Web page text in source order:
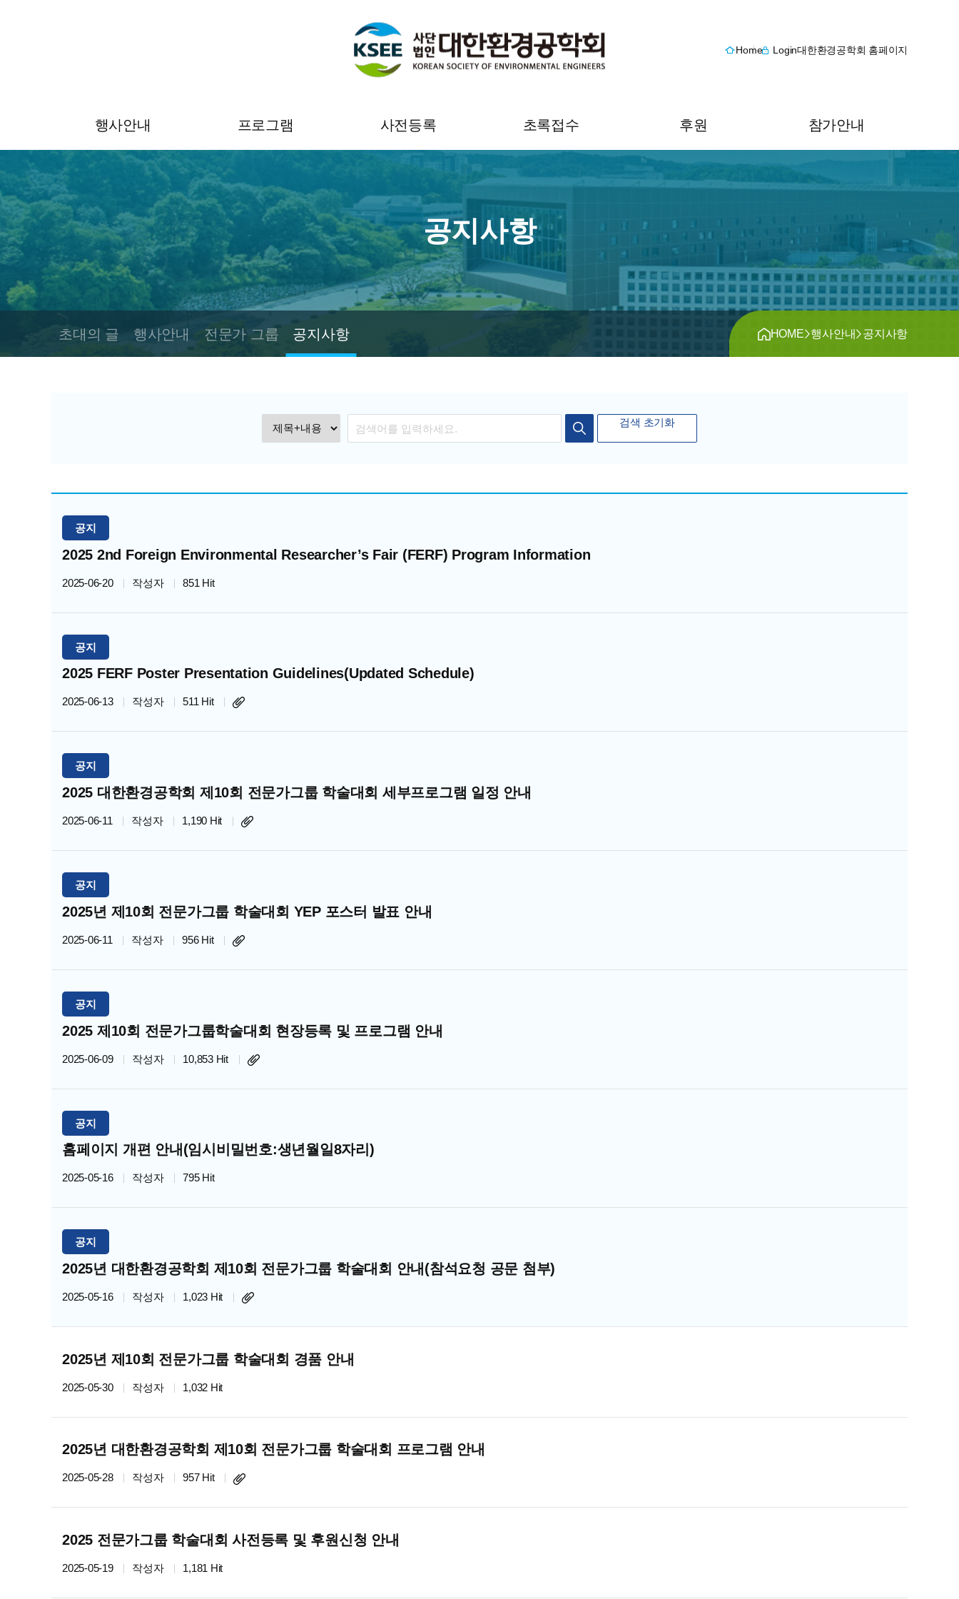
Home Login대한환경공학회 홈페이지
행사안내
초대의 글
행사안내
전문가 그룹
공지사항
프로그램 사전등록
온라인 사전등록
사전등록 조회 및 영수증
출력
초록접수
YEP 초록접수 안내
YEP 초록접수
초록접수 조회 및 수정
후원
후원 안내
후원 내역 조회
참가안내
공지사항
초대의 글 행사안내 전문가 그룹 공지사항 HOME>행사안내>공지사항
검
검색 초기화
공지
2025 2nd Foreign Environmental Researcher’s Fair (FERF) Program Information
2025-06-20 작성자 851 Hit
공지
2025 FERF Poster Presentation Guidelines(Updated Schedule)
2025-06-13 작성자 511 Hit
공지
2025 대한환경공학회 제10회 전문가그룹 학술대회 세부프로그램 일정 안내
2025-06-11 작성자 1,190 Hit
공지
2025년 제10회 전문가그룹 학술대회 YEP 포스터 발표 안내
2025-06-11 작성자 956 Hit
공지
2025 제10회 전문가그룹학술대회 현장등록 및 프로그램 안내
2025-06-09 작성자 10,853 Hit
공지
홈페이지 개편 안내(임시비밀번호:생년월일8자리)
2025-05-16 작성자 795 Hit
공지
2025년 대한환경공학회 제10회 전문가그룹 학술대회 안내(참석요청 공문 첨부)
2025-05-16 작성자 1,023 Hit
2025년 제10회 전문가그룹 학술대회 경품 안내
2025-05-30 작성자 1,032 Hit
2025년 대한환경공학회 제10회 전문가그룹 학술대회 프로그램 안내
2025-05-28 작성자 957 Hit
2025 전문가그룹 학술대회 사전등록 및 후원신청 안내
2025-05-19 작성자 1,181 Hit